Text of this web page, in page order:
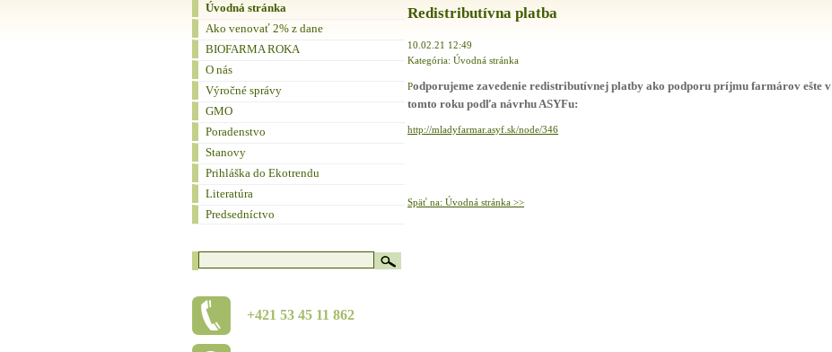
Úvodná stránka
Ako venovať 2% z dane
BIOFARMA ROKA
O nás
Výročné správy
GMO
Poradenstvo
Stanovy
Prihláška do Ekotrendu
Literatúra
Predsedníctvo
+421 53 45 11 862
Redistributívna platba
10.02.21 12:49
Kategória: Úvodná stránka
Podporujeme zavedenie redistributívnej platby ako podporu príjmu farmárov ešte v
tomto roku podľa návrhu ASYFu:
http://mladyfarmar.asyf.sk/node/346
Späť na: Úvodná stránka >>